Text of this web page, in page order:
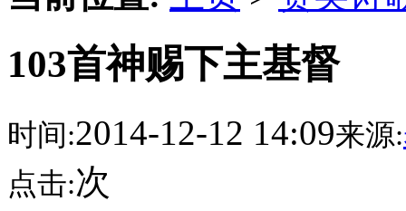
103首神赐下主基督
时间:2014-12-12 14:09来源:
点击:次